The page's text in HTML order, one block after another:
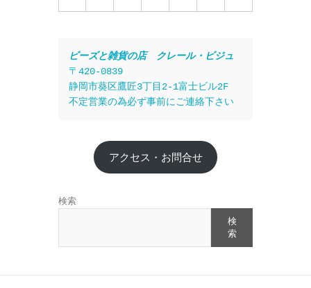
ビーズと雑貨の店　クレール・ビジュ
〒420-0839
静岡市葵区鷹匠3丁目2-1富士ビル2F
不定営業の為必ず事前にご連絡下さい
アクセス・お問合せ
検索
検
索